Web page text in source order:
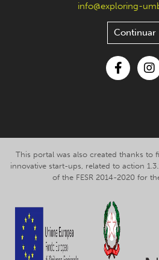
info@exploring-
Continuar
This portal was also created thanks to
innovative start-ups, related to action
of the FESR 2014-2020 for